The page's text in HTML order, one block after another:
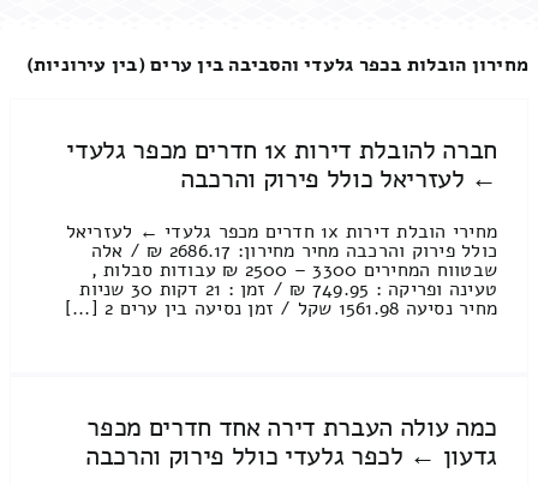
מחירון הובלות בכפר גלעדי והסביבה בין ערים (בין עירוניות)
חברה להובלת דירות 1x חדרים מכפר גלעדי
← לעזריאל כולל פירוק והרכבה
מחירי הובלת דירות 1x חדרים מכפר גלעדי ← לעזריאל
כולל פירוק והרכבה מחיר מחירון: 2686.17 ₪ / אלה
שבטווח המחירים 3300 – 2500 ₪ עבודות סבלות ,
טעינה ופריקה : 749.95 ₪ / זמן : 21 דקות 30 שניות
מחיר נסיעה 1561.98 שקל / זמן נסיעה בין ערים 2 [...]
כמה עולה העברת דירה אחד חדרים מכפר
גדעון ← לכפר גלעדי כולל פירוק והרכבה